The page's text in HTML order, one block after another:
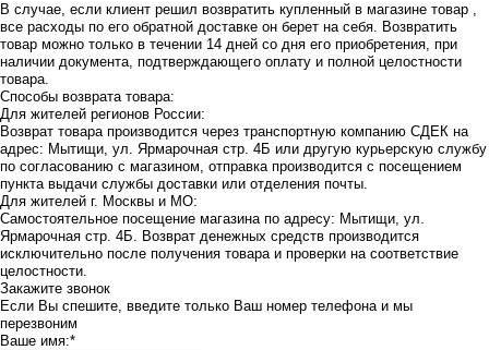
В случае, если клиент решил возвратить купленный в магазине товар ,
все расходы по его обратной доставке он берет на себя. Возвратить
товар можно только в течении 14 дней со дня его приобретения, при
наличии документа, подтверждающего оплату и полной целостности
товара.
Способы возврата товара:
Для жителей регионов России:
Возврат товара производится через транспортную компанию СДЕК на
адрес: Мытищи, ул. Ярмарочная стр. 4Б или другую курьерскую службу
по согласованию с магазином, отправка производится с посещением
пункта выдачи службы доставки или отделения почты.
Для жителей г. Москвы и МО:
Самостоятельное посещение магазина по адресу: Мытищи, ул.
Ярмарочная стр. 4Б. Возврат денежных средств производится
исключительно после получения товара и проверки на соответствие
целостности.
Закажите звонок
Если Вы спешите, введите только Ваш номер телефона и мы
перезвоним
Ваше имя:*